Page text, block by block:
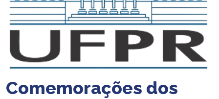
Comemorações dos